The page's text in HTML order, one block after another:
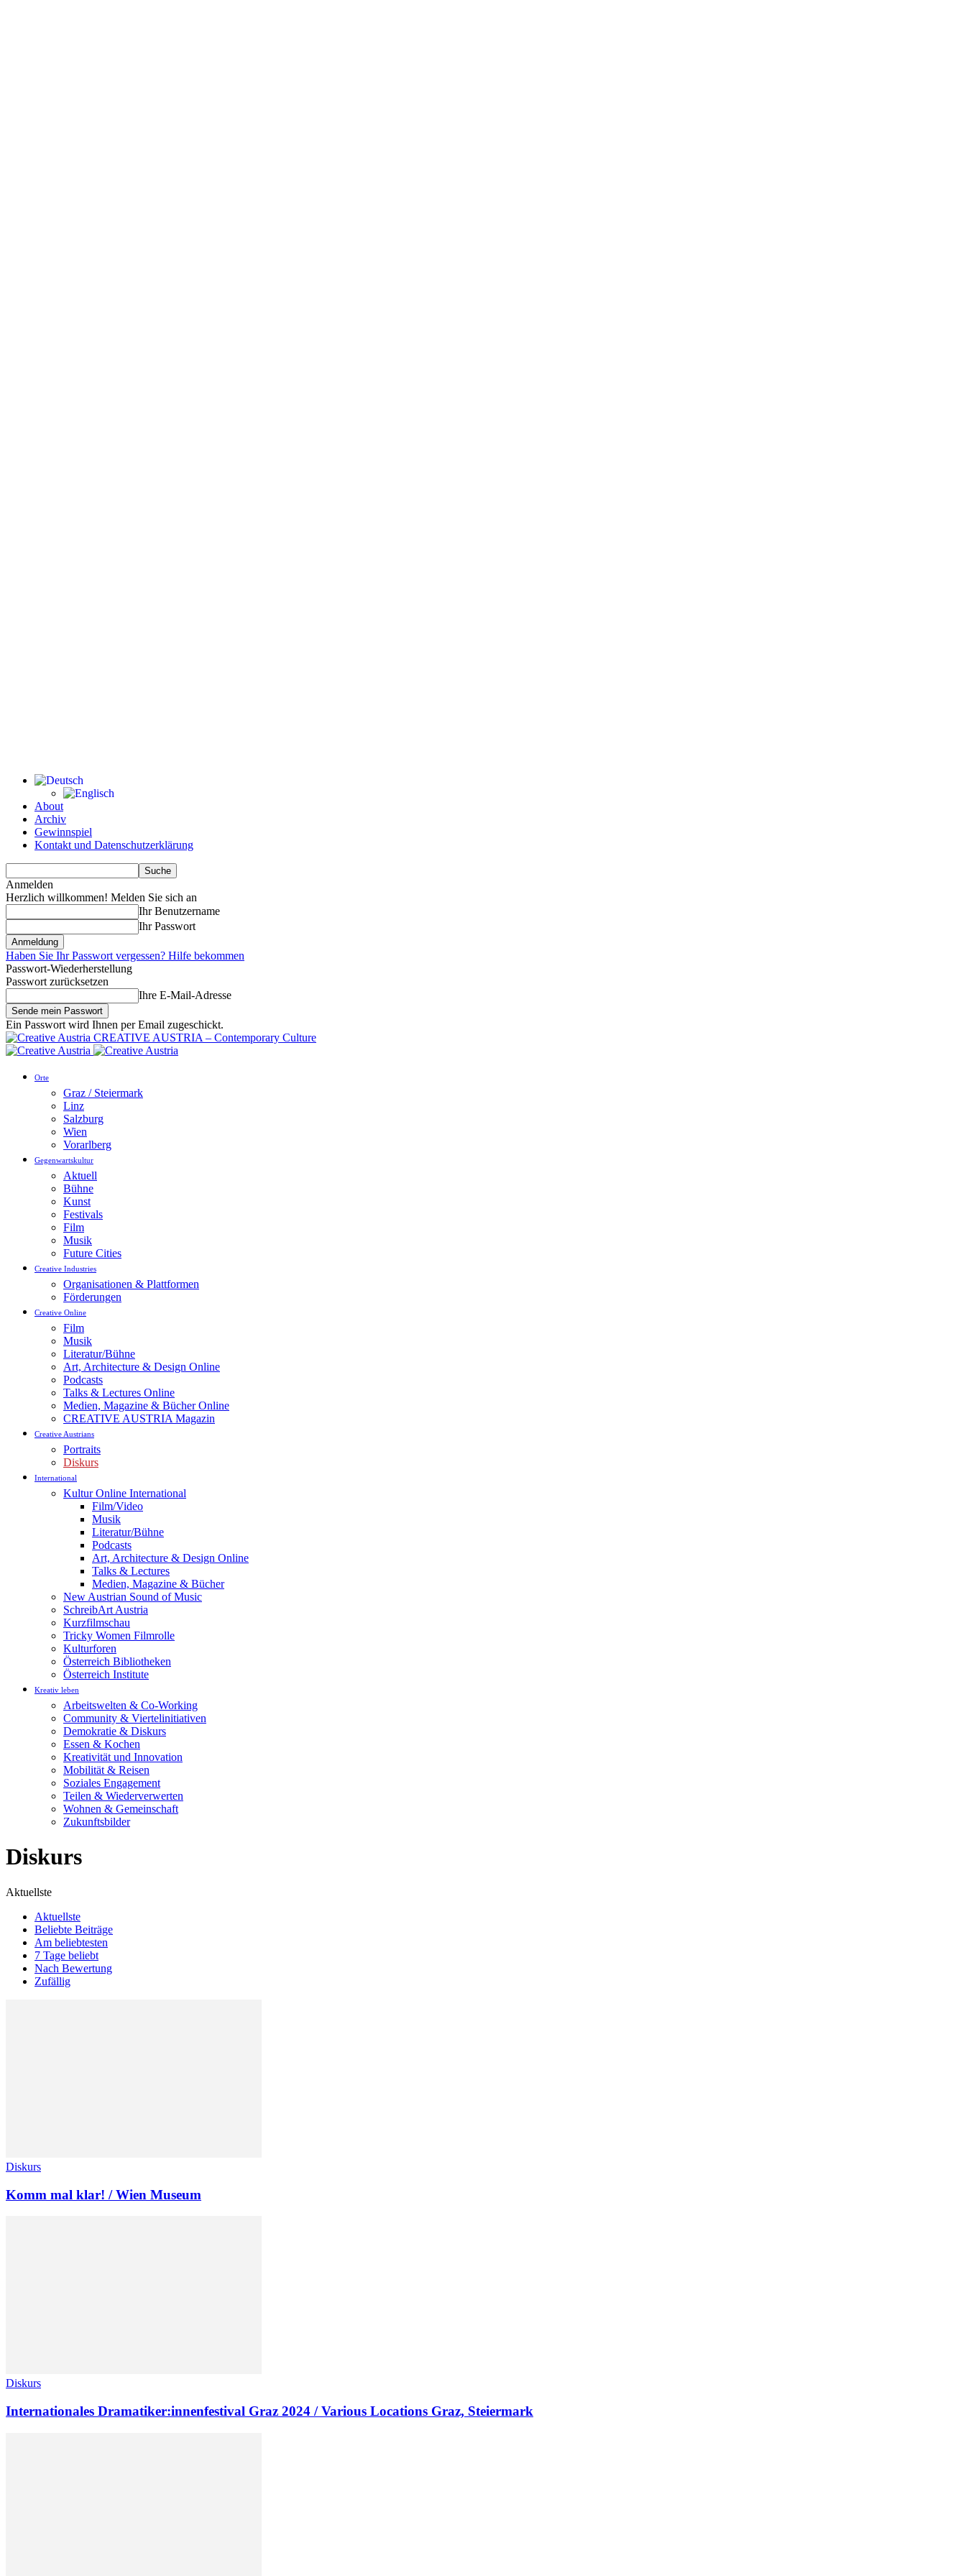
About
Archiv
Gewinnspiel
Kontakt und Datenschutzerklärung
Anmelden
Herzlich willkommen! Melden Sie sich an
Ihr Benutzername
Ihr Passwort
Haben Sie Ihr Passwort vergessen? Hilfe bekommen
Passwort-Wiederherstellung
Passwort zurücksetzen
Ihre E-Mail-Adresse
Ein Passwort wird Ihnen per Email zugeschickt.
CREATIVE AUSTRIA – Contemporary Culture
Orte
Graz / Steiermark
Linz
Salzburg
Wien
Vorarlberg
Gegenwartskultur
Aktuell
Bühne
Kunst
Festivals
Film
Musik
Future Cities
Creative Industries
Organisationen & Plattformen
Förderungen
Creative Online
Film
Musik
Literatur/Bühne
Art, Architecture & Design Online
Podcasts
Talks & Lectures Online
Medien, Magazine & Bücher Online
CREATIVE AUSTRIA Magazin
Creative Austrians
Portraits
Diskurs
International
Kultur Online International
Film/Video
Musik
Literatur/Bühne
Podcasts
Art, Architecture & Design Online
Talks & Lectures
Medien, Magazine & Bücher
New Austrian Sound of Music
SchreibArt Austria
Kurzfilmschau
Tricky Women Filmrolle
Kulturforen
Österreich Bibliotheken
Österreich Institute
Kreativ leben
Arbeitswelten & Co-Working
Community & Viertelinitiativen
Demokratie & Diskurs
Essen & Kochen
Kreativität und Innovation
Mobilität & Reisen
Soziales Engagement
Teilen & Wiederverwerten
Wohnen & Gemeinschaft
Zukunftsbilder
Diskurs
Aktuellste
Aktuellste
Beliebte Beiträge
Am beliebtesten
7 Tage beliebt
Nach Bewertung
Zufällig
Diskurs
Komm mal klar! / Wien Museum
Diskurs
Internationales Dramatiker:innenfestival Graz 2024 / Various Locations Graz, Steiermark